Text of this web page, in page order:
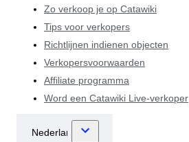
Zo verkoop je op Catawiki
Tips voor verkopers
Richtlijnen indienen objecten
Verkopersvoorwaarden
Affiliate programma
Word een Catawiki Live-verkoper